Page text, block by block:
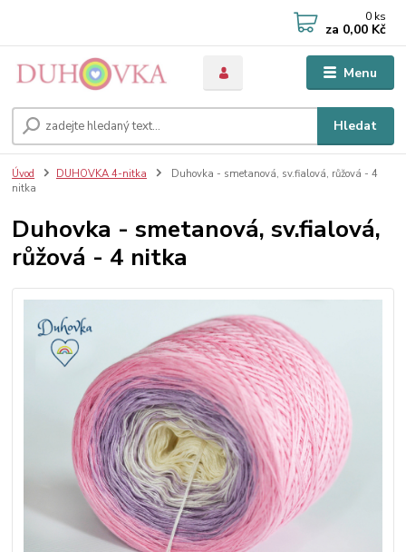
Menu
Hledat
0 ks
za 0,00 Kč
Úvod DUHOVKA 4-nitka
Duhovka - smetanová, sv.fialová, růžová - 4
nitka
Duhovka - smetanová, sv.fialová,
růžová - 4 nitka